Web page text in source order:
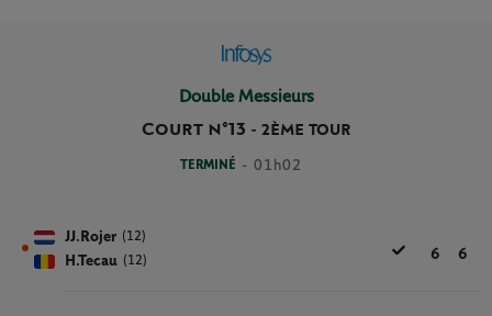
Double Messieurs
Court n°13 - 2ÈME TOUR
TERMINÉ - 01h02
JJ.Rojer (12)
H.Tecau (12) 6 6